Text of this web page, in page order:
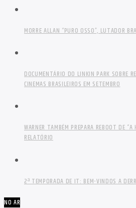
MORRE ALLAN “PURO OSSO”, LUTADOR
DOCUMENTÁRIO DO LINKIN PARK SOBRE
CINEMAS BRASILEIROS EM SETEMBRO
WARNER TAMBÉM PREPARA REBOOT DE
RELATÓRIO
2ª TEMPORADA DE IT: BEM-VINDOS A
NO AR